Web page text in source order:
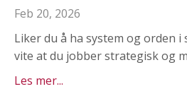
Feb 20, 2026
Liker du å ha system og orden i
vite at du jobber strategisk og
Les mer...